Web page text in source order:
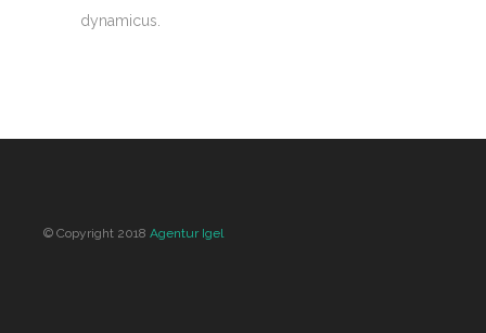
dynamicus.
© Copyright 2018 Agentur Igel